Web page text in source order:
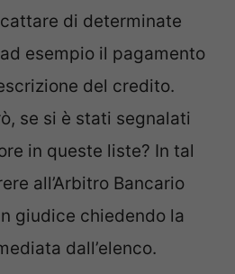
di determinate
esempio il pagamento
del credito.
se si è stati segnalati
in queste liste? In tal
all’Arbitro Bancario
giudice chiedendo la
dall’elenco.